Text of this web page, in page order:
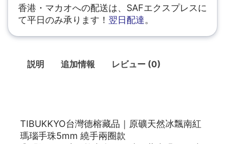
香港・マカオへの配送は、SAFエクスプレスに
て平日のみ承ります！ 翌日配達。
説明 追加情報 レビュー (0)
TIBUKKYO台灣德榕藏品｜原礦天然冰飄南紅
瑪瑙手珠5mm 繞手兩圈款